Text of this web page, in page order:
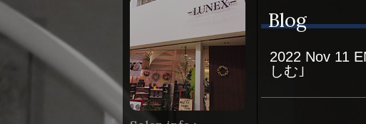
Blog
2022 Nov 11
しむ｣